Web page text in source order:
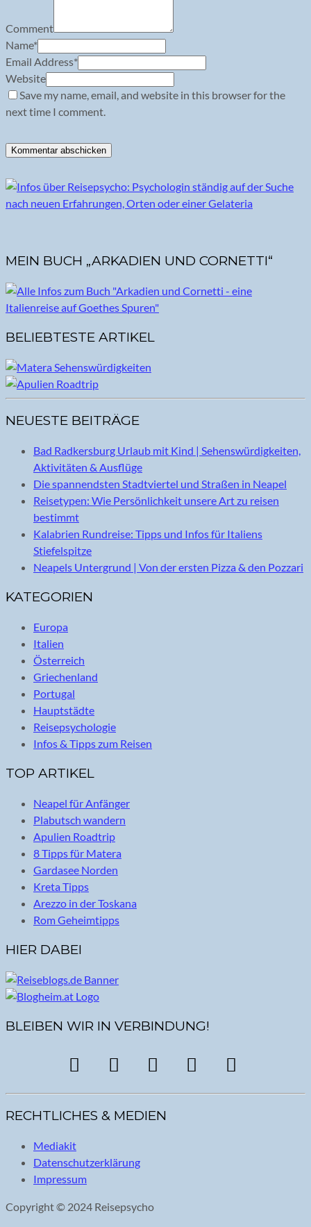
Comment
Name*
Email Address*
Website
Save my name, email, and website in this browser for the
next time I comment.
MEIN BUCH „ARKADIEN UND CORNETTI“
BELIEBTESTE ARTIKEL
NEUESTE BEITRÄGE
Bad Radkersburg Urlaub mit Kind | Sehenswürdigkeiten,
Aktivitäten & Ausflüge
Die spannendsten Stadtviertel und Straßen in Neapel
Reisetypen: Wie Persönlichkeit unsere Art zu reisen
bestimmt
Kalabrien Rundreise: Tipps und Infos für Italiens
Stiefelspitze
Neapels Untergrund | Von der ersten Pizza & den Pozzari
KATEGORIEN
Europa
Italien
Österreich
Griechenland
Portugal
Hauptstädte
Reisepsychologie
Infos & Tipps zum Reisen
TOP ARTIKEL
Neapel für Anfänger
Plabutsch wandern
Apulien Roadtrip
8 Tipps für Matera
Gardasee Norden
Kreta Tipps
Arezzo in der Toskana
Rom Geheimtipps
HIER DABEI
BLEIBEN WIR IN VERBINDUNG!
RECHTLICHES & MEDIEN
Mediakit
Datenschutzerklärung
Impressum
Copyright © 2024 Reisepsycho